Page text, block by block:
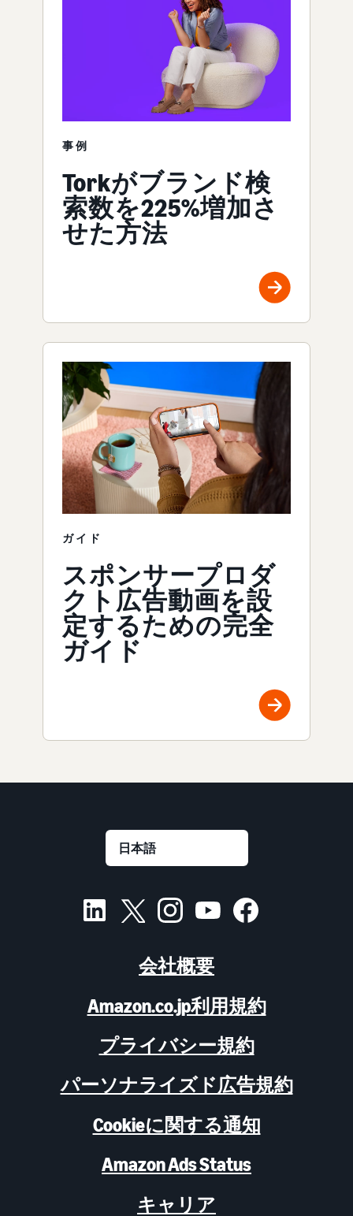
事例
Torkがブランド検
索数を225%増加さ
せた方法
ガイド
スポンサープロダ
クト広告動画を設
定するための完全
ガイド
会社概要
Amazon.co.jp利用規約
プライバシー規約
パーソナライズド広告規約
Cookieに関する通知
Amazon Ads Status
キャリア